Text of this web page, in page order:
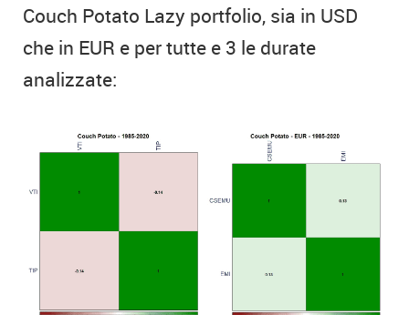
Couch Potato Lazy portfolio, sia in USD
che in EUR e per tutte e 3 le durate
analizzate: